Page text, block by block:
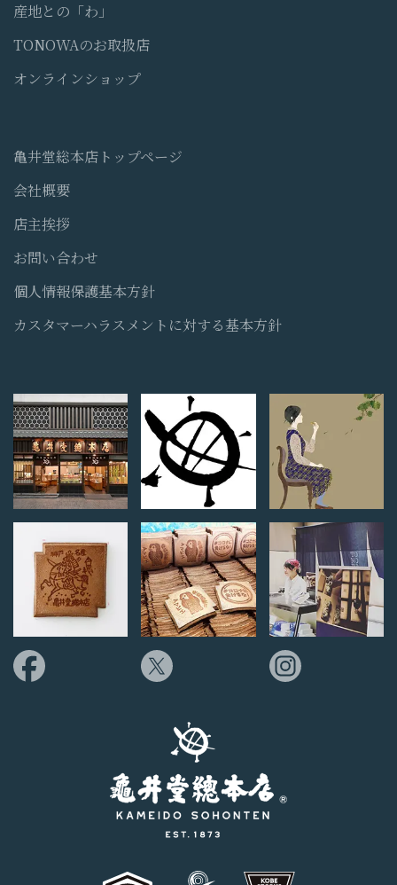
産地との「わ」
TONOWAのお取扱店
オンラインショップ
亀井堂総本店トップページ
会社概要
店主挨拶
お問い合わせ
個人情報保護基本方針
カスタマーハラスメントに対する基本方針